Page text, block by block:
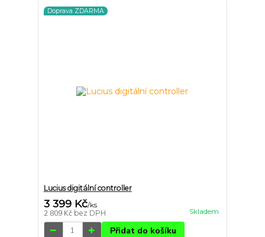
Doprava ZDARMA
Lucius digitální controller
3 399 Kč/ks
2 809 Kč bez DPH Skladem
Přidat do košíku